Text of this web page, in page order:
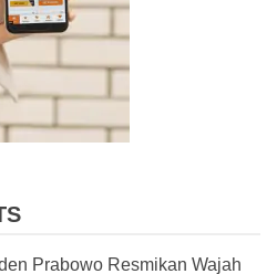
Prabowo Resmikan Wajah